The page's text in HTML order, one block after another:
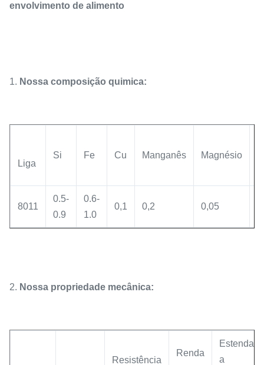
envolvimento de alimento
1. Nossa composição quimica:
Liga
Si Fe Cu Manganês Magnésio
8011
0.5-
0.9
0.6-
1.0
0,1 0,2 0,05
2. Nossa propriedade mecânica:
Resistência
Renda
Estenda
a